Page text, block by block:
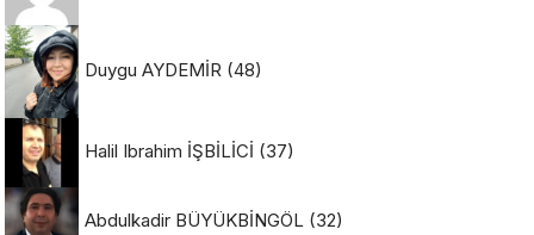
Duygu AYDEMİR (48)
Halil Ibrahim İŞBİLİCİ (37)
Abdulkadir BÜYÜKBİNGÖL (32)